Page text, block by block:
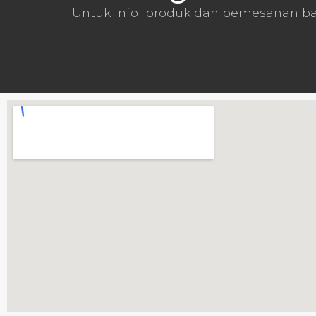
Untuk Info produk dan pemesanan